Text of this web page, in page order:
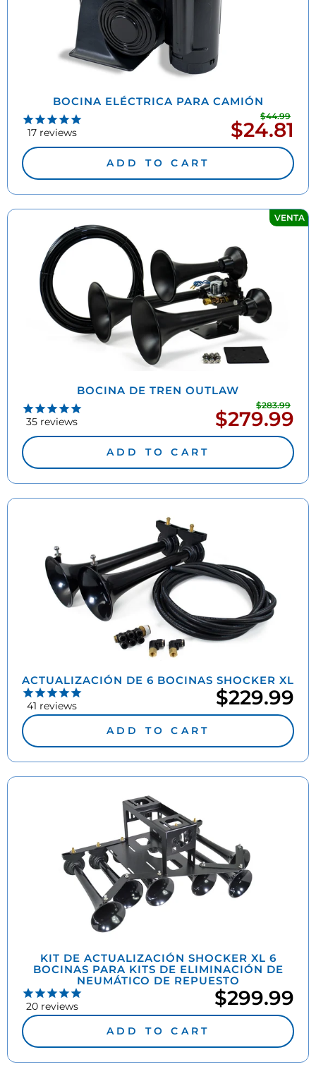
BOCINA ELÉCTRICA PARA CAMIÓN
17reviews
$44.99
Precio
de
$24.81
ADD TO CART
VENTA
BOCINA DE TREN OUTLAW
35 reviews
$283.99
Precio
de
$279.99
ADD TO CART
ACTUALIZACIÓN DE 6 BOCINAS SHOCKER XL
41 reviews $229.99
ADD TO CART
KIT DE ACTUALIZACIÓN SHOCKER XL 6
BOCINAS PARA KITS DE ELIMINACIÓN DE
NEUMÁTICO DE REPUESTO
20reviews $299.99
ADD TO CART